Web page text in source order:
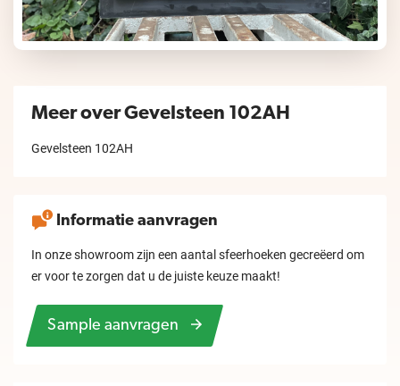
Meer over Gevelsteen 102AH
Gevelsteen 102AH
Informatie aanvragen
In onze showroom zijn een aantal sfeerhoeken gecreëerd om
er voor te zorgen dat u de juiste keuze maakt!
Sample aanvragen